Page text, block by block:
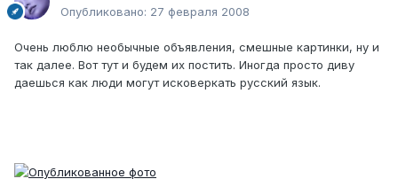
Опубликовано: 27 февраля 2008
Очень люблю необычные объявления, смешные картинки, ну и
так далее. Вот тут и будем их постить. Иногда просто диву
даешься как люди могут исковеркать русский язык.